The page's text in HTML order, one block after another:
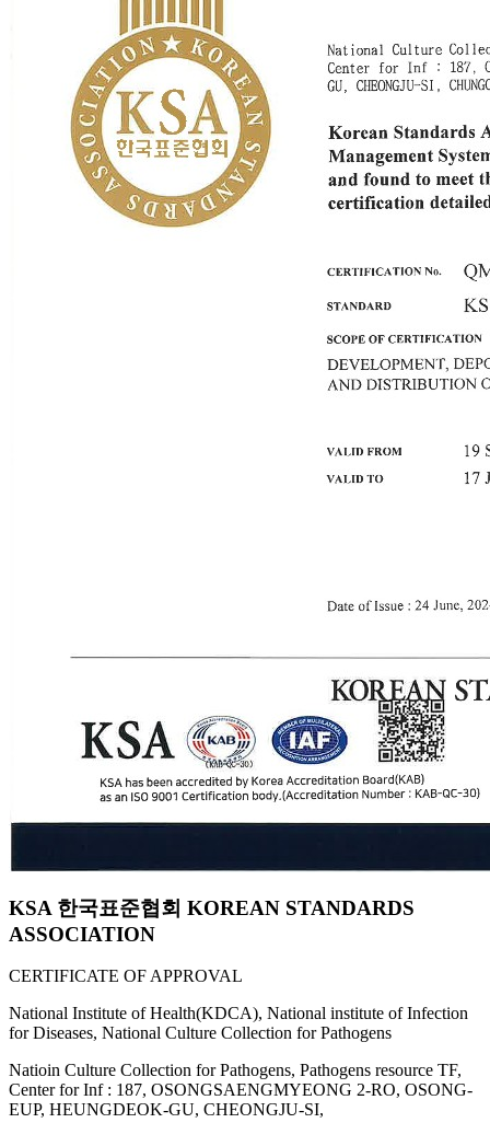
KSA 한국표준협회 KOREAN STANDARDS
ASSOCIATION
CERTIFICATE OF APPROVAL
National Institute of Health(KDCA), National institute of Infection
for Diseases, National Culture Collection for Pathogens
Natioin Culture Collection for Pathogens, Pathogens resource TF,
Center for Inf : 187, OSONGSAENGMYEONG 2-RO, OSONG-
EUP, HEUNGDEOK-GU, CHEONGJU-SI,